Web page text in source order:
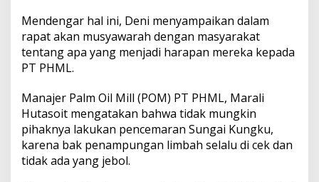
Mendengar hal ini, Deni menyampaikan dalam
rapat akan musyawarah dengan masyarakat
tentang apa yang menjadi harapan mereka kepada
PT PHML.
Manajer Palm Oil Mill (POM) PT PHML, Marali
Hutasoit mengatakan bahwa tidak mungkin
pihaknya lakukan pencemaran Sungai Kungku,
karena bak penampungan limbah selalu di cek dan
tidak ada yang jebol.